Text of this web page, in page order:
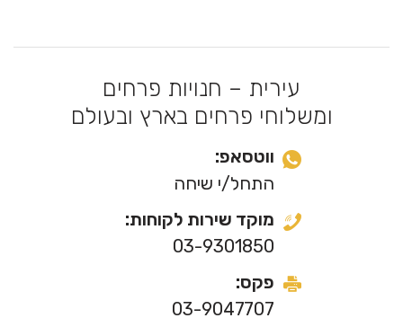
עירית – חנויות פרחים
ומשלוחי פרחים בארץ ובעולם
ווטסאפ:
התחל/י שיחה
מוקד שירות לקוחות:
03-9301850
פקס:
03-9047707